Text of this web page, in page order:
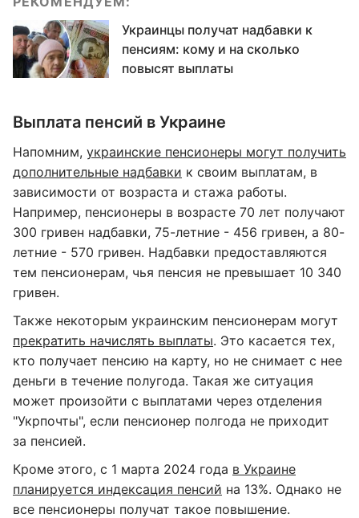
Украинцы получат надбавки к
пенсиям: кому и на сколько
повысят выплаты
Выплата пенсий в Украине
Напомним, украинские пенсионеры могут получить
дополнительные надбавки к своим выплатам, в
зависимости от возраста и стажа работы.
Например, пенсионеры в возрасте 70 лет получают
300 гривен надбавки, 75-летние - 456 гривен, а 80-
летние - 570 гривен. Надбавки предоставляются
тем пенсионерам, чья пенсия не превышает 10 340
гривен.
Также некоторым украинским пенсионерам могут
прекратить начислять выплаты. Это касается тех,
кто получает пенсию на карту, но не снимает с нее
деньги в течение полугода. Такая же ситуация
может произойти с выплатами через отделения
"Укрпочты", если пенсионер полгода не приходит
за пенсией.
Кроме этого, с 1 марта 2024 года в Украине
планируется индексация пенсий на 13%. Однако не
все пенсионеры получат такое повышение.